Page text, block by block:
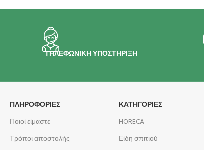
ΤΗΛΕΦΩΝΙΚΗ ΥΠΟΣΤΗΡΙΞΗ
ΠΛΗΡΟΦΟΡΊΕΣ
Ποιοί είμαστε
Τρόποι αποστολής
ΚΑΤΗΓΟΡΙΕΣ
HORECA
Είδη σπιτιού